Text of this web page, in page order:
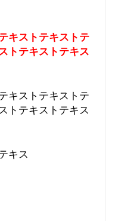
キストテキストテ
トテキストテキス
キストテキストテ
トテキストテキス
キス